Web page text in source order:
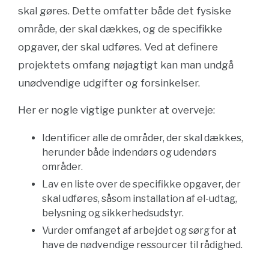
skal gøres. Dette omfatter både det fysiske
område, der skal dækkes, og de specifikke
opgaver, der skal udføres. Ved at definere
projektets omfang nøjagtigt kan man undgå
unødvendige udgifter og forsinkelser.
Her er nogle vigtige punkter at overveje:
Identificer alle de områder, der skal dækkes,
herunder både indendørs og udendørs
områder.
Lav en liste over de specifikke opgaver, der
skal udføres, såsom installation af el-udtag,
belysning og sikkerhedsudstyr.
Vurder omfanget af arbejdet og sørg for at
have de nødvendige ressourcer til rådighed.